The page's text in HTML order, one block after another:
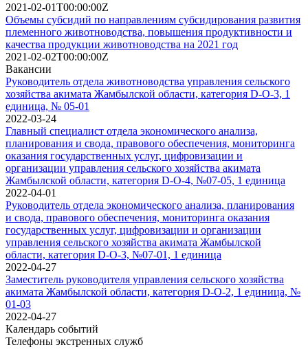
2021-02-01T00:00:00Z
Объемы субсидий по направлениям субсидирования развития
племенного животноводства, повышения продуктивности и
качества продукции животноводства на 2021 год
2021-02-02T00:00:00Z
Вакансии
Руководитель отдела животноводства управления сельского
хозяйства акимата Жамбылской области, категория D-О-3, 1
единица, № 05-01
2022-03-24
Главный специалист отдела экономического анализа,
планирования и свода, правового обеспечения, мониторинга
оказания государственных услуг, цифровизации и
организации управления сельского хозяйства акимата
Жамбылской области, категория D-О-4, №07-05, 1 единица
2022-04-01
Руководитель отдела экономического анализа, планирования
и свода, правового обеспечения, мониторинга оказания
государственных услуг, цифровизации и организации
управления сельского хозяйства акимата Жамбылской
области, категория D-О-3, №07-01, 1 единица
2022-04-27
Заместитель руководителя управления сельского хозяйства
акимата Жамбылской области, категория D-О-2, 1 единица, №
01-03
2022-04-27
Календарь событий
Телефоны экстренных служб